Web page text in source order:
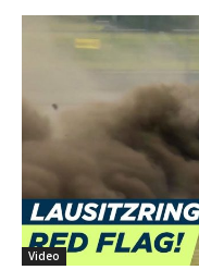
Video